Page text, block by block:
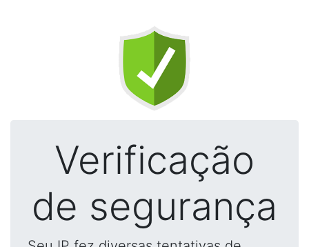
Verificação
de segurança